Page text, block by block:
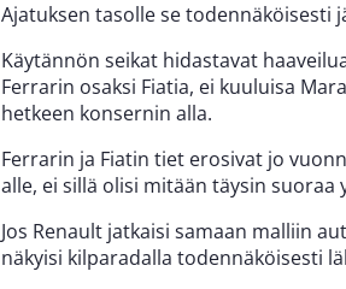
Ajatuksen tasolle se
Käytännön seikat hidastavat
Ferrarin osaksi Fiatia, ei kuuluisa
hetkeen konsernin alla.
Ferrarin ja Fiatin tiet erosivat jo
alle, ei sillä olisi mitään täysin suoraa
Jos Renault jatkaisi samaan malliin
näkyisi kilparadalla todennäköisesti